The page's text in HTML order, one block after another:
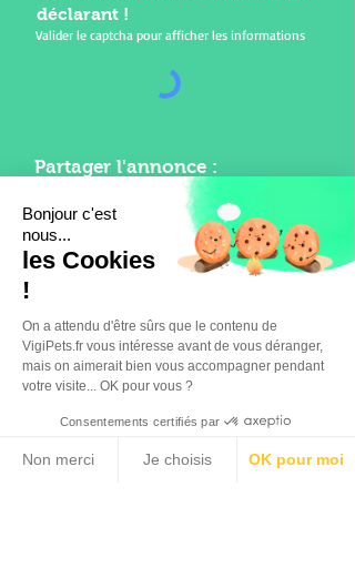
déclarant !
Valider le captcha pour afficher les informations
Partager l'annonce :
Supprimer
Bonjour c'est
nous...
les Cookies
!
On a attendu d'être sûrs que le contenu de
VigiPets.fr vous intéresse avant de vous déranger,
mais on aimerait bien vous accompagner pendant
votre visite... OK pour vous ?
Consentements certifiés par
Non merci Je choisis OK pour moi